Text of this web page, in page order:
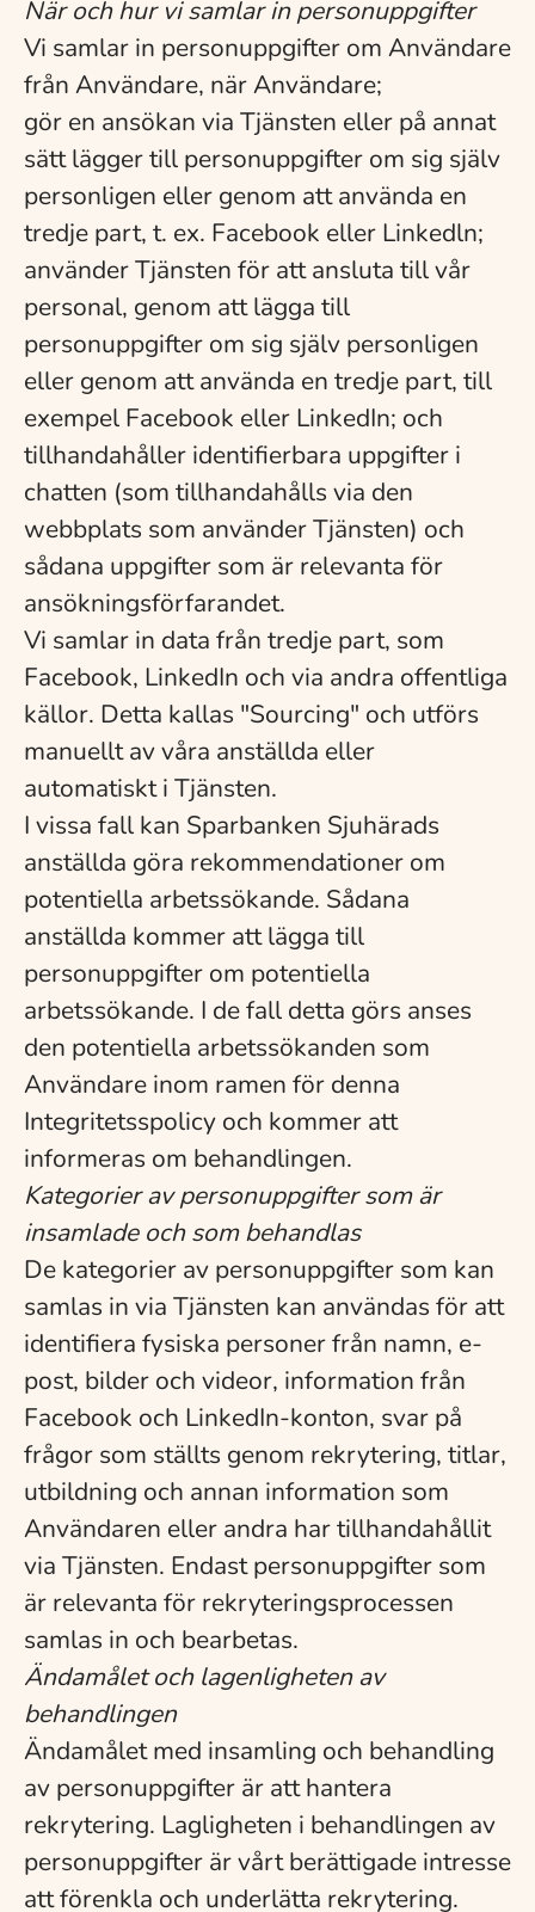
När och hur vi samlar in personuppgifter
Vi samlar in personuppgifter om Användare
från Användare, när Användare;
gör en ansökan via Tjänsten eller på annat
sätt lägger till personuppgifter om sig själv
personligen eller genom att använda en
tredje part, t. ex. Facebook eller Linkedln;
använder Tjänsten för att ansluta till vår
personal, genom att lägga till
personuppgifter om sig själv personligen
eller genom att använda en tredje part, till
exempel Facebook eller LinkedIn; och
tillhandahåller identifierbara uppgifter i
chatten (som tillhandahålls via den
webbplats som använder Tjänsten) och
sådana uppgifter som är relevanta för
ansökningsförfarandet.
Vi samlar in data från tredje part, som
Facebook, LinkedIn och via andra offentliga
källor. Detta kallas "Sourcing" och utförs
manuellt av våra anställda eller
automatiskt i Tjänsten.
I vissa fall kan Sparbanken Sjuhärads
anställda göra rekommendationer om
potentiella arbetssökande. Sådana
anställda kommer att lägga till
personuppgifter om potentiella
arbetssökande. I de fall detta görs anses
den potentiella arbetssökanden som
Användare inom ramen för denna
Integritetsspolicy och kommer att
informeras om behandlingen.
Kategorier av personuppgifter som är
insamlade och som behandlas
De kategorier av personuppgifter som kan
samlas in via Tjänsten kan användas för att
identifiera fysiska personer från namn, e-
post, bilder och videor, information från
Facebook och LinkedIn-konton, svar på
frågor som ställts genom rekrytering, titlar,
utbildning och annan information som
Användaren eller andra har tillhandahållit
via Tjänsten. Endast personuppgifter som
är relevanta för rekryteringsprocessen
samlas in och bearbetas.
Ändamålet och lagenligheten av
behandlingen
Ändamålet med insamling och behandling
av personuppgifter är att hantera
rekrytering. Lagligheten i behandlingen av
personuppgifter är vårt berättigade intresse
att förenkla och underlätta rekrytering.